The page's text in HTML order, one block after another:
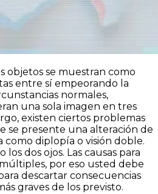
objetos se muestran como
entre sí empeorando la
normales,
una sola imagen en tres
existen ciertos problemas
se presente una alteración de
como diplopía o visión doble.
dos ojos. Las causas para
por eso usted debe
descartar consecuencias
graves de los previsto.